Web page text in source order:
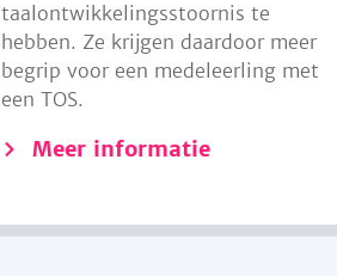
taalontwikkelingsstoornis te
hebben. Ze krijgen daardoor meer
begrip voor een medeleerling met
een TOS.
Meer informatie